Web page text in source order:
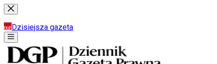
Dzisiejsza gazeta